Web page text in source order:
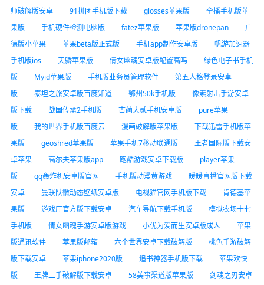
师破解版安卓
91拼团手机版下载 glosses苹果版
全播手机版苹
果版
手机硬件检测电脑版 fatez苹果版 苹果版dronepan
广
德版小苹果
苹果beta版正式版 手机app制作安卓版
帆游加速器
手机版ios
天骄苹果版 倩女幽魂安卓版配置高吗
绿色电子书手机
版
Myid苹果版 手机版业务员管理软件
第五人格登录安卓
版
泰坦之旅安卓版百度知道 鄂州50k手机版
像素射击手游安卓
版下载
战国传承2手机版 古蔺大贰手机安卓版
pure苹果
版
我的世界手机版百度云 漫画破解版苹果版
下载迅雷手机版苹
果版
geoshred苹果版 苹果手机7移动联通版
王者国际版下载安
卓苹果
高尔夫苹果版app 跑酷游戏安卓下载版
player苹果
版
qq轰炸机安卓版官网 手机版动漫黄游戏
暖暖直播官网版下载
安卓
曼联队徽动态壁纸安卓版 电视猫官网手机版下载
肯德基苹
果版
游戏厅官方版下载安卓 汽车导航下载手机版
模拟农场十七
手机版
倩女幽魂手游安卓版游戏 小优为爱而生安卓版成人
苹果
版通讯软件
苹果版邮箱 六个世界安卓下载破解版
桃色手游破解
版下载安卓
苹果iphone2020版 追书神器手机版下载
苹果欢快
版
王牌二手破解版下载安卓 58美事渠道版苹果版
剑魂之刃安卓